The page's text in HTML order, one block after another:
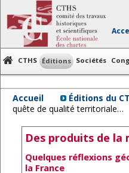
CTHS Éditions Sociétés
Accueil Éditions du
quête de qualité territoriale…
Des produits de
Quelques réflexions
la France